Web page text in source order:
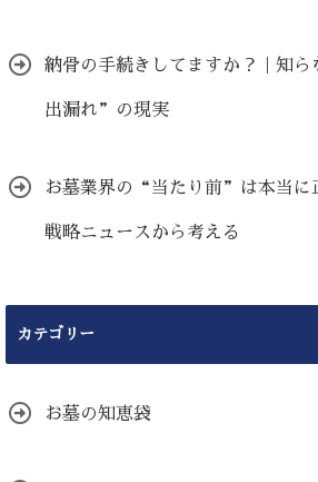
納骨の手続きしてますか？｜知
出漏れ”の現実
お墓業界の“当たり前”は本当に
戦略ニュースから考える
カテゴリー
お墓の知恵袋